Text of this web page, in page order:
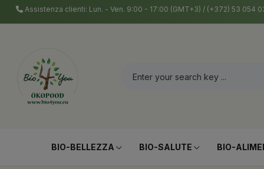
Assistenza clienti: Lun. - Ven. 9:00 - 17:00 (GMT+3) / (+372) 53 054
BIO-BELLEZZA BIO-SALUTE BIO-